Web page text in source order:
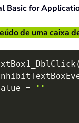
Basic for
de uma caixa
(
=
""